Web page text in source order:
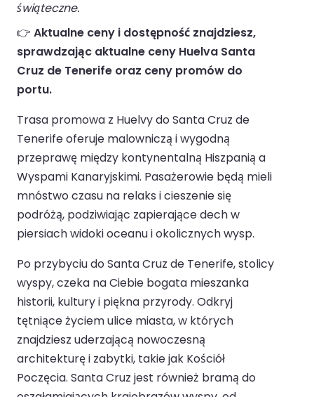
świąteczne.
👉 Aktualne ceny i dostępność znajdziesz,
sprawdzając aktualne ceny Huelva Santa
Cruz de Tenerife oraz ceny promów do
portu.
Trasa promowa z Huelvy do Santa Cruz de
Tenerife oferuje malowniczą i wygodną
przeprawę między kontynentalną Hiszpanią a
Wyspami Kanaryjskimi. Pasażerowie będą mieli
mnóstwo czasu na relaks i cieszenie się
podróżą, podziwiając zapierające dech w
piersiach widoki oceanu i okolicznych wysp.
Po przybyciu do Santa Cruz de Tenerife, stolicy
wyspy, czeka na Ciebie bogata mieszanka
historii, kultury i piękna przyrody. Odkryj
tętniące życiem ulice miasta, w których
znajdziesz uderzającą nowoczesną
architekturę i zabytki, takie jak Kościół
Poczęcia. Santa Cruz jest również bramą do